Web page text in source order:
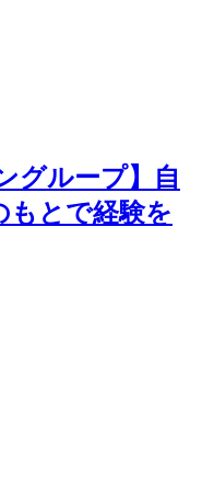
グループ】自
もとで経験を